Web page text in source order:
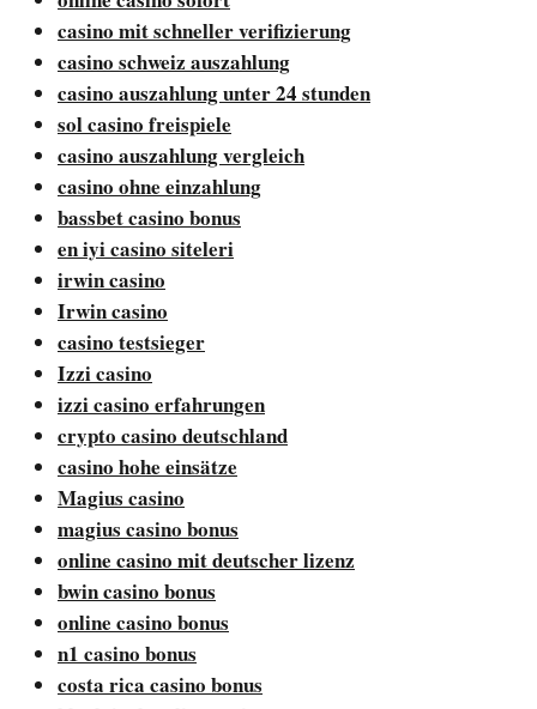
casino mit schneller verifizierung
casino schweiz auszahlung
casino auszahlung unter 24 stunden
sol casino freispiele
casino auszahlung vergleich
casino ohne einzahlung
bassbet casino bonus
en iyi casino siteleri
irwin casino
Irwin casino
casino testsieger
Izzi casino
izzi casino erfahrungen
crypto casino deutschland
casino hohe einsätze
Magius casino
magius casino bonus
online casino mit deutscher lizenz
bwin casino bonus
online casino bonus
n1 casino bonus
costa rica casino bonus